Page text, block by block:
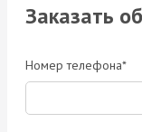
Заказать
Номер телефона*